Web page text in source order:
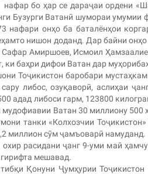
нафар бо ҳар се дараҷаи ордени
Бузурги Ватанӣ шумораи умумии
нафари онҳо ба баталёнҳои
нишон доданд. Дар байни
Сафар Амиршоев, Исмоил
ки баҳри дифои Ватан дар
Тоҷикистон баробари
либос, озуқаворӣ, аслиҳаи
адад либоси гарм, 123800
мудофиавии Ватан 30 миллиону 500
танки «Колхозчии
миллион сӯм ҷамъоварӣ намуданд.
охир расидани ҷанг 9-уми май
мешавад.
Қонуни Ҷумҳурии